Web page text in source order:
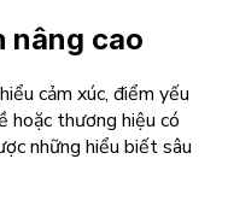
nâng cao
cảm xúc, điểm yếu
hoặc thương hiệu có
những hiểu biết sâu